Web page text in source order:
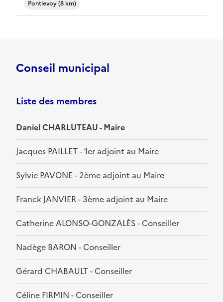
Pontlevoy (8 km)
Conseil municipal
Liste des membres
Daniel CHARLUTEAU - Maire
Jacques PAILLET - 1er adjoint au Maire
Sylvie PAVONE - 2ème adjoint au Maire
Franck JANVIER - 3ème adjoint au Maire
Catherine ALONSO-GONZALÈS - Conseiller
Nadège BARON - Conseiller
Gérard CHABAULT - Conseiller
Céline FIRMIN - Conseiller